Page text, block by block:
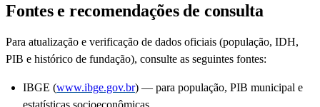
Fontes e recomendações de consulta
Para atualização e verificação de dados oficiais (população, IDH,
PIB e histórico de fundação), consulte as seguintes fontes:
IBGE (www.ibge.gov.br) — para população, PIB municipal e